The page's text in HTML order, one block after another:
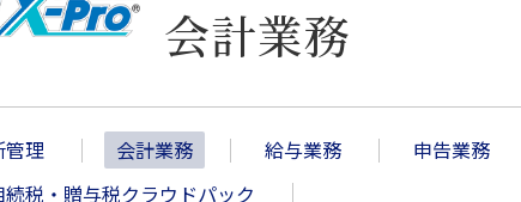
会計業務
管理 会計業務 給与業務 申告業務
続税・贈与税クラウドパック